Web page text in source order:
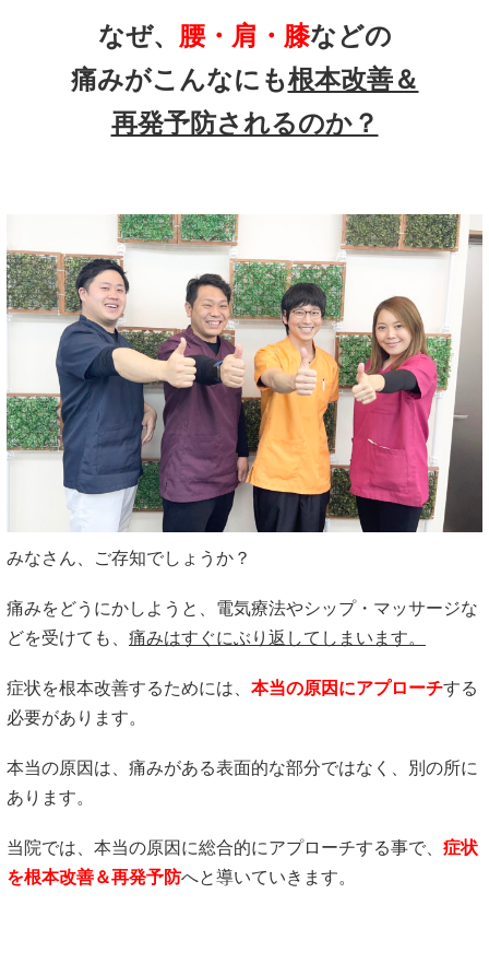
なぜ、 腰・肩・膝などの
痛みがこんなにも根本改善＆
再発予防されるのか？
みなさん、ご存知でしょうか？
痛みをどうにかしようと、電気療法やシップ・マッサージな
どを受けても、 痛みはすぐにぶり返してしまいます。
症状を根本改善するためには、 本当の原因にアプローチする
必要があります。
本当の原因は、痛みがある表面的な部分ではなく、別の所に
あります。
当院では、本当の原因に総合的にアプローチする事で、 症状
を根本改善＆再発予防へと導いていきます。